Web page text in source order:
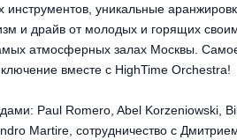
инструментов, уникальные
и драйв от молодых и горящих
атмосферных залах Москвы.
вместе с HighTime Orchestra!
Paul Romero, Abel Korzeniowski,
Martire, сотрудничество с